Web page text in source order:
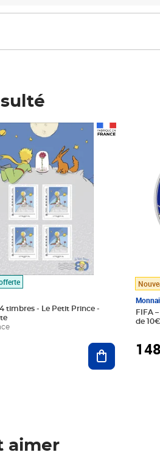
timbres - Le Petit Prince -
Ajouter au
FIFA
de
148
aimer